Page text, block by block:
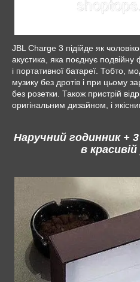
JBL Charge 3 підійде як
акустика, яка поєднує подвійну
і портативної батареї. Тобто,
музику без дротів і при цьому
без розетки. Також пристрій
оригінальним дизайном, і
Наручний годинник +
в